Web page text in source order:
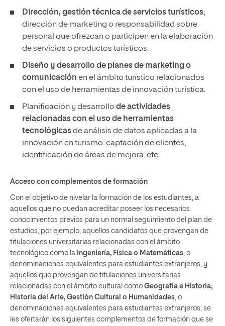
Dirección, gestión técnica de servicios turísticos;
dirección de marketing o responsabilidad sobre
personal que ofrezcan o participen en la elaboración
de servicios o productos turísticos.
Diseño y desarrollo de planes de marketing o
comunicación en el ámbito turístico relacionados
con el uso de herramientas de innovación turística.
Planificación y desarrollo de actividades
relacionadas con el uso de herramientas
tecnológicasde análisis de datos aplicadas a la
innovación en turismo: captación de clientes,
identificación de áreas de mejora, etc.
Acceso con complementos de formación
Con el objetivo de nivelar la formación de los estudiantes, a
aquellos que no puedan acreditar poseer los necesarios
conocimientos previos para un normal seguimiento del plan de
estudios, por ejemplo, aquellos candidatos que provengan de
titulaciones universitarias relacionadas con el ámbito
tecnológico como la Ingeniería, Física o Matemáticas, o
denominaciones equivalentes para estudiantes extranjeros, y
aquellos que provengan de titulaciones universitarias
relacionadas con el ámbito cultural como Geografía e Historia,
Historia del Arte, Gestión Cultural o Humanidades, o
denominaciones equivalentes para estudiantes extranjeros, se
les ofertarán los siguientes complementos de formación que se